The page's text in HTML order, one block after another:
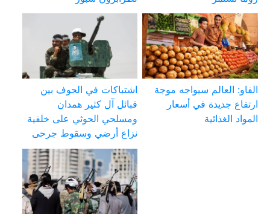
الفاو: العالم سيواجه موجة
ارتفاع جديدة في أسعار
المواد الغذائية
اشتباكات في الجوف بين
قبائل آل كثير همدان
ومسلحي الحوثي على خلفية
نزاع أرضي وسقوط جرحى